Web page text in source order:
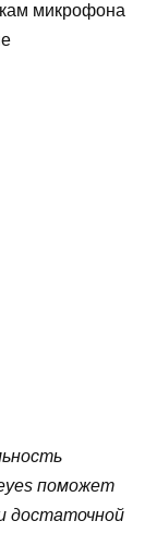
микрофона
поможет
достаточной